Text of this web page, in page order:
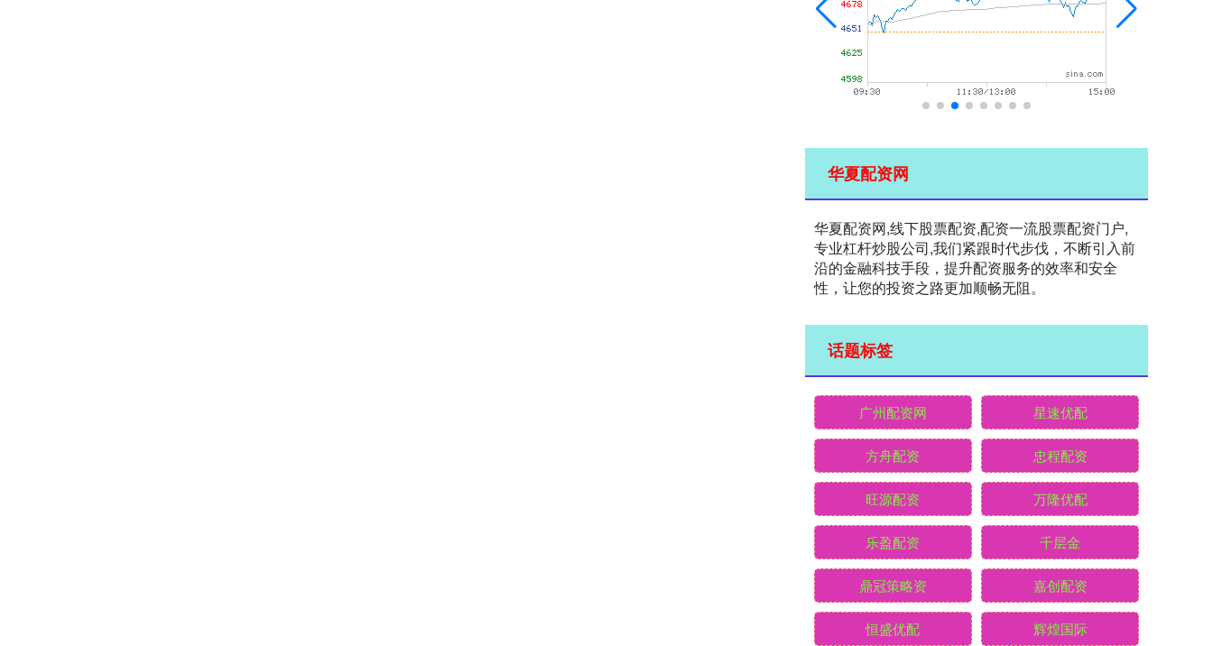
华夏配资网
华夏配资网,线下股票配资,配资一流股票配资门户,
专业杠杆炒股公司,我们紧跟时代步伐，不断引入前
沿的金融科技手段，提升配资服务的效率和安全
性，让您的投资之路更加顺畅无阻。
话题标签
广州配资网 星速优配
方舟配资 忠程配资
旺源配资 万隆优配
乐盈配资 千层金
鼎冠策略资 嘉创配资
恒盛优配 辉煌国际